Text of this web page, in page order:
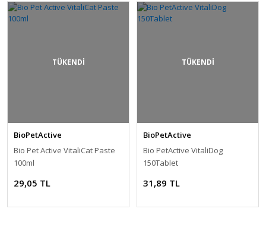
TÜKENDİ
BioPetActive
Bio Pet Active VitaliCat Paste
100ml
29,05 TL
TÜKENDİ
BioPetActive
Bio PetActive VitaliDog
150Tablet
31,89 TL